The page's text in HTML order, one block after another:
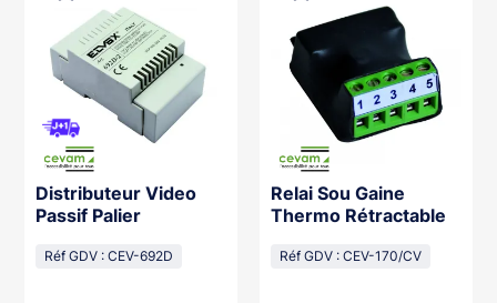
Distributeur Video
Passif Palier
Réf GDV : CEV-692D
Relai Sou Gaine
Thermo Rétractable
Réf GDV : CEV-170/CV